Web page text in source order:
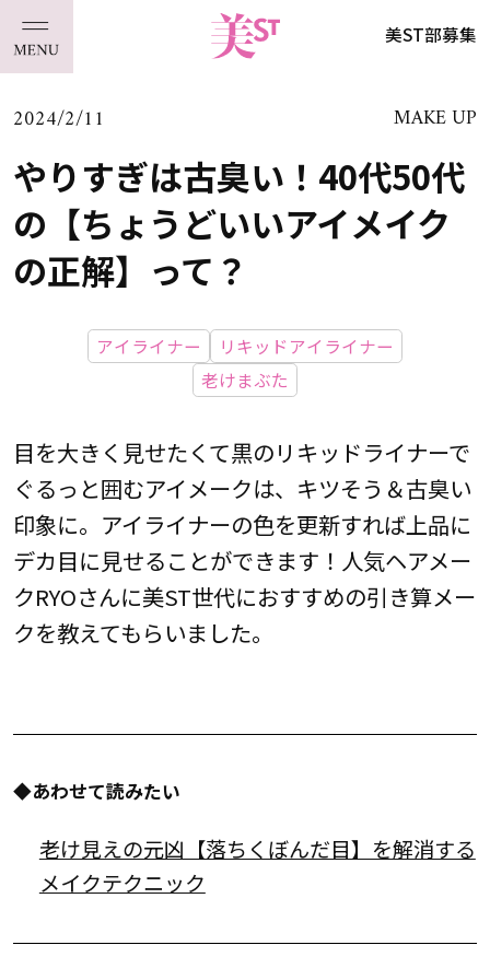
美ST部募集
2024/2/11 MAKE UP
やりすぎは古臭い！40代50代
の【ちょうどいいアイメイク
の正解】って？
アイライナー
リキッドアイライナー
老けまぶた
目を大きく見せたくて黒のリキッドライナーで
ぐるっと囲むアイメークは、キツそう＆古臭い
印象に。アイライナーの色を更新すれば上品に
デカ目に見せることができます！人気ヘアメー
クRYOさんに美ST世代におすすめの引き算メー
クを教えてもらいました。
◆あわせて読みたい
老け見えの元凶【落ちくぼんだ目】を解消する
メイクテクニック